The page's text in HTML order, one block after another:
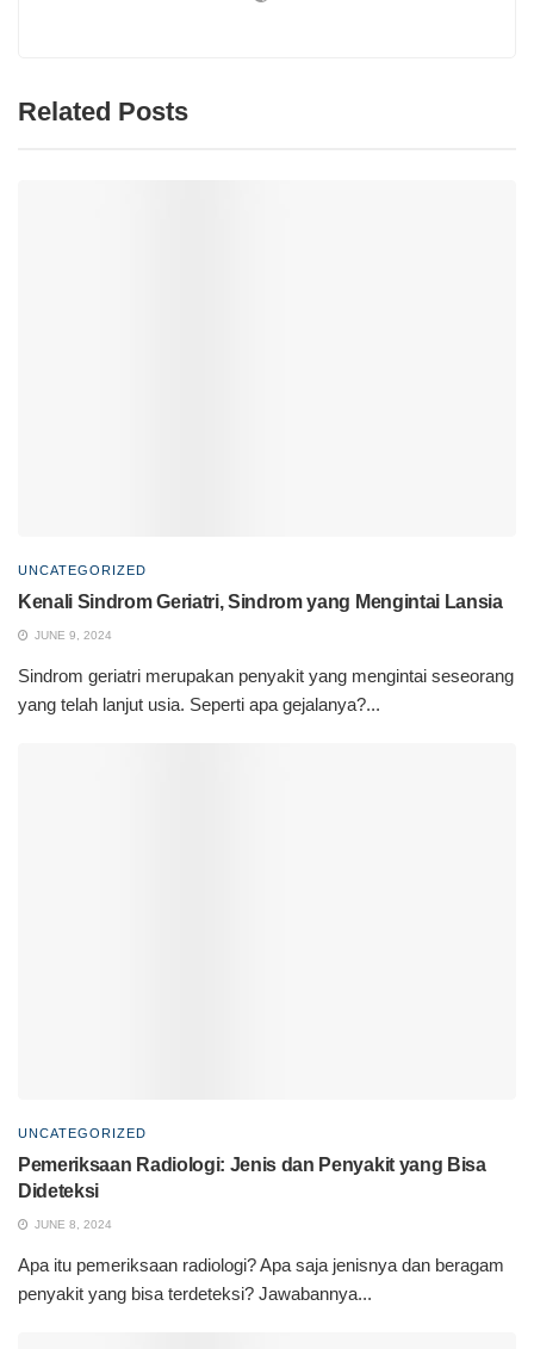
Related Posts
UNCATEGORIZED
Kenali Sindrom Geriatri, Sindrom yang Mengintai Lansia
JUNE 9, 2024
Sindrom geriatri merupakan penyakit yang mengintai seseorang
yang telah lanjut usia. Seperti apa gejalanya?...
UNCATEGORIZED
Pemeriksaan Radiologi: Jenis dan Penyakit yang Bisa
Dideteksi
JUNE 8, 2024
Apa itu pemeriksaan radiologi? Apa saja jenisnya dan beragam
penyakit yang bisa terdeteksi? Jawabannya...